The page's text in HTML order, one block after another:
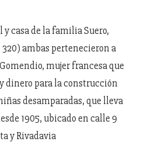
y casa de la familia Suero,
ambas pertenecieron a
mujer francesa que
dinero para la construcción
desamparadas, que lleva
1905, ubicado en calle 9
y Rivadavia